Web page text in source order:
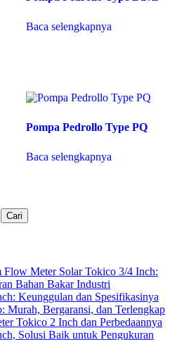
Baca selengkapnya
Pompa Pedrollo Type PQ
Baca selengkapnya
Flow Meter Solar Tokico 3/4 Inch:
Bahan Bakar Industri
Keunggulan dan Spesifikasinya
Murah, Bergaransi, dan Terlengkap
Tokico 2 Inch dan Perbedaannya
Solusi Baik untuk Pengukuran